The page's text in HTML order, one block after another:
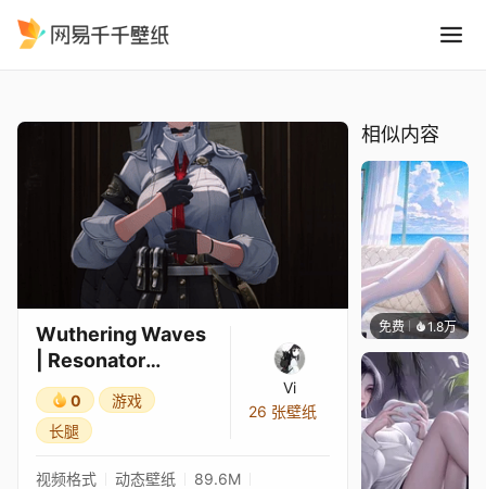
Wuthering Waves
| Resonator
Showcase | Zani
— 仍在值班
0
游戏
长腿
Vi
26 张壁纸
视频格式 动态壁纸
89.6M
相似内容
免费 1.8万豆子